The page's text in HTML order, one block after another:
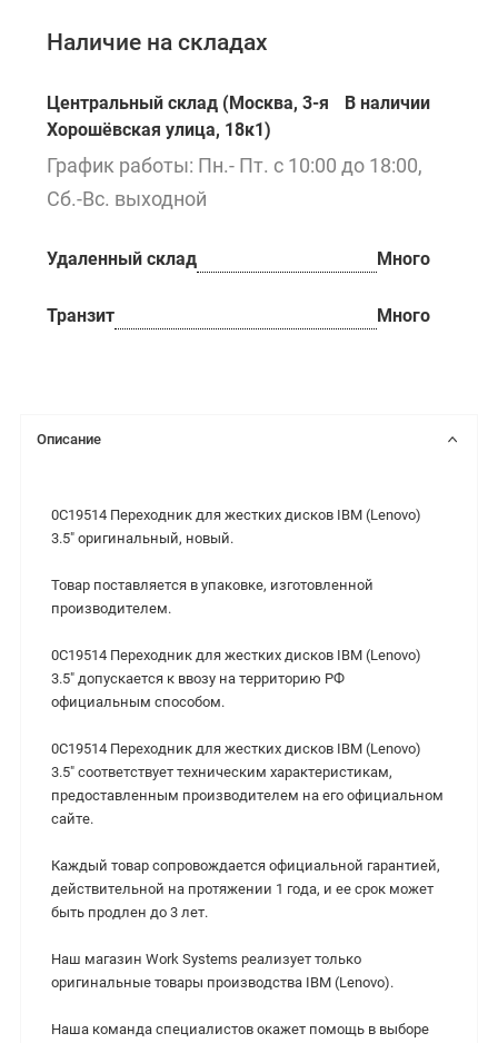
Наличие на складах
Центральный склад (Москва, 3-я
Хорошёвская улица, 18к1)
В наличии
График работы: Пн.- Пт. с 10:00 до 18:00,
Сб.-Вс. выходной
Удаленный склад Много
Транзит Много
Описание
0C19514 Переходник для жестких дисков IBM (Lenovo)
3.5" оригинальный, новый.
Товар поставляется в упаковке, изготовленной
производителем.
0C19514 Переходник для жестких дисков IBM (Lenovo)
3.5" допускается к ввозу на территорию РФ
официальным способом.
0C19514 Переходник для жестких дисков IBM (Lenovo)
3.5" cоответствует техническим характеристикам,
предоставленным производителем на его официальном
сайте.
Каждый товар сопровождается официальной гарантией,
действительной на протяжении 1 года, и ее срок может
быть продлен до 3 лет.
Наш магазин Work Systems реализует только
оригинальные товары производства IBM (Lenovo).
Наша команда специалистов окажет помощь в выборе